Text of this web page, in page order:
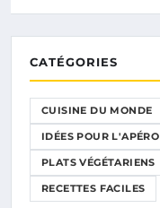
CATÉGORIES
CUISINE DU MONDE
IDÉES POUR L'APÉRO
PLATS VÉGÉTARIENS
RECETTES FACILES